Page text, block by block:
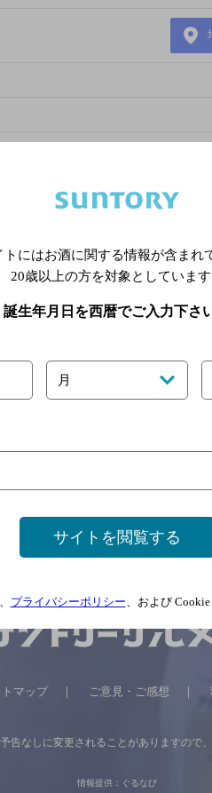
お店にお問い合わせください。
ください。
マップ ご意見・ご感想
予告なしに変更されることがありますので、
情報提供：ぐるなび
トにはお酒に関する情報が含まれ
20歳以上の方を対象としています
誕生年月日を西暦でご入力下さい
月
サイトを閲覧する
プライバシーポリシー 、および